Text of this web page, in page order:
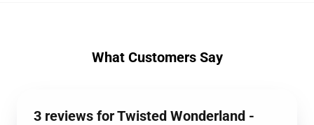
What Customers Say
3 reviews for Twisted Wonderland -